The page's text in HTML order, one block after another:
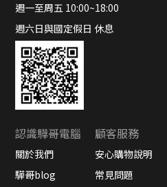
週一至周五 10:00~18:00
週六日與國定假日 休息
認識驊哥電腦
關於我們
驊哥blog
顧客服務
安心購物說明
常見問題